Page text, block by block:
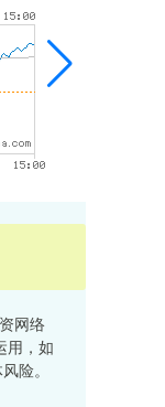
网络
用，如
险。